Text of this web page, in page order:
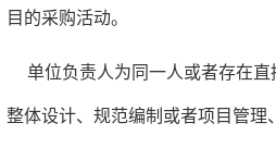
目的采购活动。
单位负责人为同一人或者存在
整体设计、规范编制或者项目管